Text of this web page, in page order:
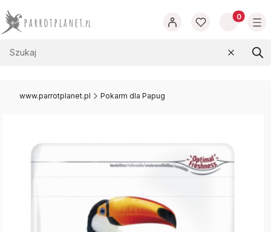
Produkty
Wyczyść
www.parrotplanet.pl Pokarm dla Papug